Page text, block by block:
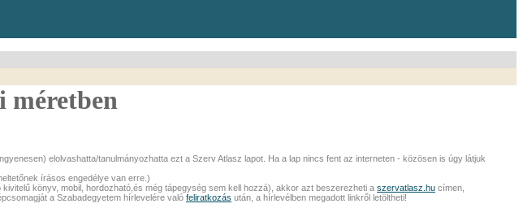
méretben
elolvashatta/tanulmányozhatta ezt a Szerv Atlasz lapot. Ha a lap nincs fent az interneten - közösen is úgy látjuk
írásos engedélye van erre.)
könyv, mobil, hordozható, és még tápegység sem kell hozzá), akkor azt beszerezheti a szervatlasz.hu címen,
a Szabadegyetem hírlevelére való feliratkozás után, a hírlevélben megadott linkről letöltheti!